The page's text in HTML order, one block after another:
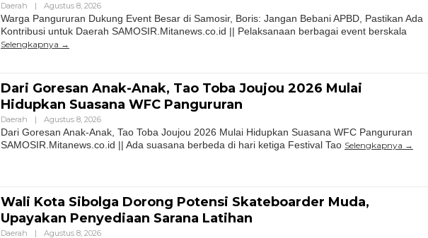
Daerah | Agustus 8, 2026
Warga Pangururan Dukung Event Besar di Samosir, Boris: Jangan Bebani APBD, Pastikan Ada
Kontribusi untuk Daerah SAMOSIR.Mitanews.co.id || Pelaksanaan berbagai event berskala
Selengkapnya
Dari Goresan Anak-Anak, Tao Toba Joujou 2026 Mulai
Hidupkan Suasana WFC Pangururan
Daerah | Agustus 8, 2026
Dari Goresan Anak-Anak, Tao Toba Joujou 2026 Mulai Hidupkan Suasana WFC Pangururan
SAMOSIR.Mitanews.co.id || Ada suasana berbeda di hari ketiga Festival Tao Selengkapnya
Wali Kota Sibolga Dorong Potensi Skateboarder Muda,
Upayakan Penyediaan Sarana Latihan
Daerah | Agustus 8, 2026